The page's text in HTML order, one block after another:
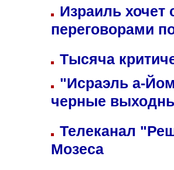
Израиль хочет
переговорами
Тысяча
"Исраэль а-
черные
Телеканал
Мозеса